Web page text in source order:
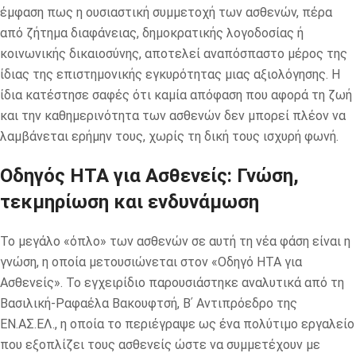
έμφαση πως η ουσιαστική συμμετοχή των ασθενών, πέρα
από ζήτημα διαφάνειας, δημοκρατικής λογοδοσίας ή
κοινωνικής δικαιοσύνης, αποτελεί αναπόσπαστο μέρος της
ίδιας της επιστημονικής εγκυρότητας μιας αξιολόγησης. Η
ίδια κατέστησε σαφές ότι καμία απόφαση που αφορά τη ζωή
και την καθημερινότητα των ασθενών δεν μπορεί πλέον να
λαμβάνεται ερήμην τους, χωρίς τη δική τους ισχυρή φωνή.
Οδηγός HTA για Ασθενείς: Γνώση,
τεκμηρίωση και ενδυνάμωση
Το μεγάλο «όπλο» των ασθενών σε αυτή τη νέα φάση είναι η
γνώση, η οποία μετουσιώνεται στον «Οδηγό HTA για
Ασθενείς». Το εγχειρίδιο παρουσιάστηκε αναλυτικά από τη
Βασιλική-Ραφαέλα Βακουφτσή, Βʹ Αντιπρόεδρο της
ΕΝ.ΑΣ.ΕΛ., η οποία το περιέγραψε ως ένα πολύτιμο εργαλείο
που εξοπλίζει τους ασθενείς ώστε να συμμετέχουν με